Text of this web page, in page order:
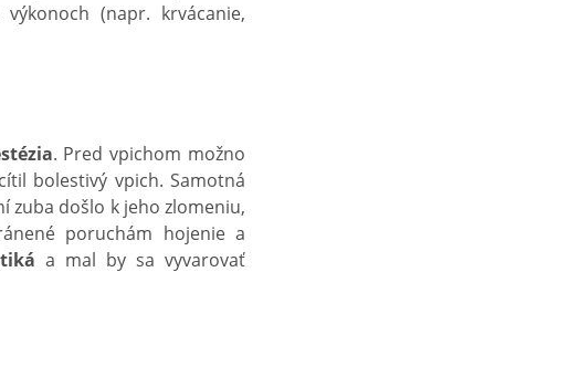
(napr. krvácanie,
. Pred vpichom možno
bolestivý vpich. Samotná
zuba došlo k jeho zlomeniu,
poruchám hojenie a
a mal by sa vyvarovať